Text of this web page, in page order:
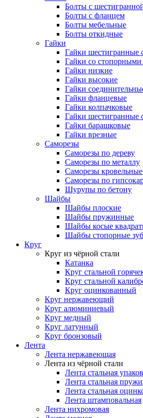
Болты с
Болты с фланцем
Болты мебельные
Болты откидные
Гайки
Гайки шестигранные
Гайки со стопорными
Гайки низкие
Гайки высокие
Гайки
Гайки фланцевые
Гайки колпачковые
Гайки шестигранные
Гайки барашковые
Гайки врезные
Саморезы
Саморезы по дереву
Саморезы по металлу
Саморезы кровельные
Саморезы по
Шурупы по бетону
Шайбы
Шайбы плоские
Шайбы пружинные
Шайбы косые
Шайбы стопорные
Круг
Круг из чёрной стали
Катанка
Круг стальной
Круг стальной
Круг оцинкованный
Круг нержавеющий
Круг алюминиевый
Круг медный
Круг латунный
Круг бронзовый
Лента
Лента нержавеющая
Лента из чёрной стали
Лента стальная
Лента стальная
Лента стальная
Лента штамповальная
Лента нихромовая